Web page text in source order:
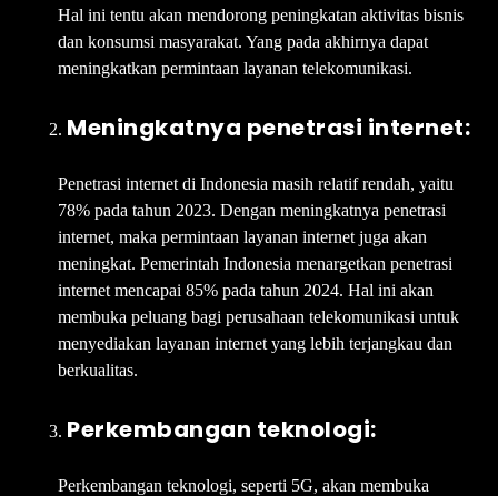
Hal ini tentu akan mendorong peningkatan aktivitas bisnis
dan konsumsi masyarakat. Yang pada akhirnya dapat
meningkatkan permintaan layanan telekomunikasi.
Meningkatnya penetrasi internet:
Penetrasi internet di Indonesia masih relatif rendah, yaitu
78% pada tahun 2023. Dengan meningkatnya penetrasi
internet, maka permintaan layanan internet juga akan
meningkat. Pemerintah Indonesia menargetkan penetrasi
internet mencapai 85% pada tahun 2024. Hal ini akan
membuka peluang bagi perusahaan telekomunikasi untuk
menyediakan layanan internet yang lebih terjangkau dan
berkualitas.
Perkembangan teknologi:
Perkembangan teknologi, seperti 5G, akan membuka